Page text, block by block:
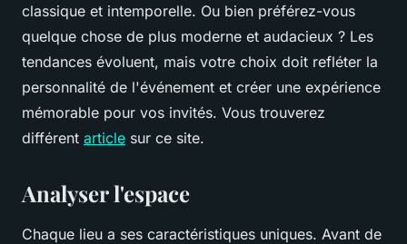
classique et intemporelle. Ou bien préférez-vous
quelque chose de plus moderne et audacieux ? Les
tendances évoluent, mais votre choix doit refléter la
personnalité de l'événement et créer une expérience
mémorable pour vos invités. Vous trouverez
différent article sur ce site.
Analyser l'espace
Chaque lieu a ses caractéristiques uniques. Avant de